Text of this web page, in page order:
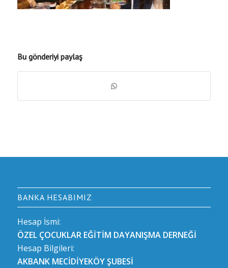
Bu gönderiyi paylaş
BANKA HESABIMIZ
Hesap İsmi:
ÖZEL ÇOCUKLAR EĞİTİM DAYANIŞMA DERNEĞİ
Hesap Bilgileri:
AKBANK MECİDİYEKÖY ŞUBESİ